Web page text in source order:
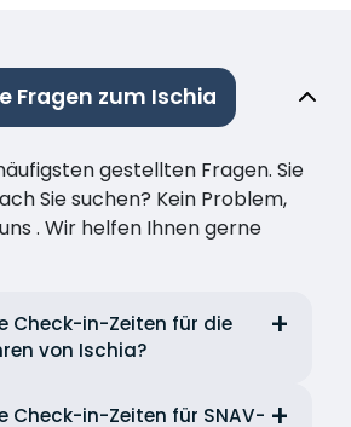
Fragen zum Ischia
gestellten Fragen. Sie
Sie suchen? Kein Problem,
. Wir helfen Ihnen gerne
Check-in-Zeiten für die
von Ischia?
Check-in-Zeiten für SNAV-